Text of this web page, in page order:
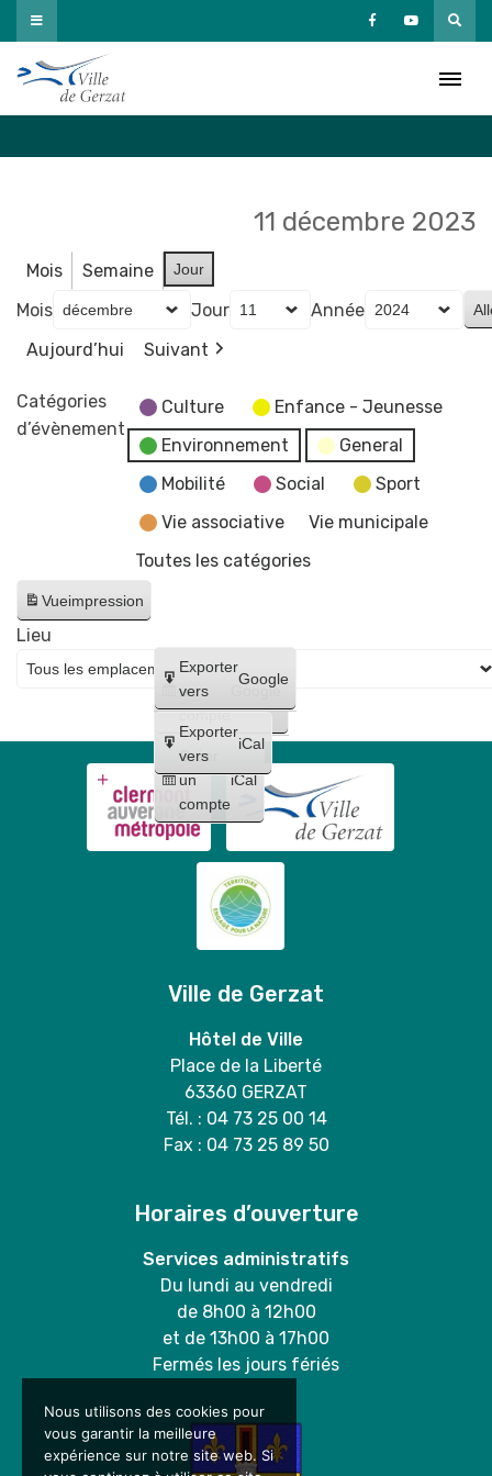
Passer
au
contenu
11 décembre 2023
Mois Semaine Jour
Mois Jour
Année
Aujourd’hui
Suivant
Catégories
d’évènement
Culture
Enfance - Jeunesse
Environnement
General
Mobilité
Social
Sport
Vie associative
Vie municipale
Toutes les catégories
Vueimpression
Créer
un
compte
Google
Créer
un
compte
iCal
Exporter
vers
Google
Exporter
vers
iCal
Lieu
Ville de Gerzat
Hôtel de Ville
Place de la Liberté
63360 GERZAT
Tél. : 04 73 25 00 14
Fax : 04 73 25 89 50
Horaires d’ouverture
Services administratifs
Du lundi au vendredi
de 8h00 à 12h00
et de 13h00 à 17h00
Fermés les jours fériés
Nous utilisons des cookies pour
vous garantir la meilleure
expérience sur notre site web. Si